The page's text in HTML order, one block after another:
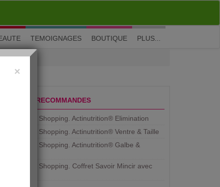
M'inscrire| Me connecter| ? Visite guidée
TEMOIGNAGES BOUTIQUE PLUS...
PRODUITS RECOMMANDES
Aujourdhui Shopping. Actinutrition® Elimination
Aujourdhui Shopping. Actinutrition® Ventre & Taille
Aujourdhui Shopping. Actinutrition® Galbe &
Aujourdhui Shopping. ​Coffret Savoir Mincir avec
×